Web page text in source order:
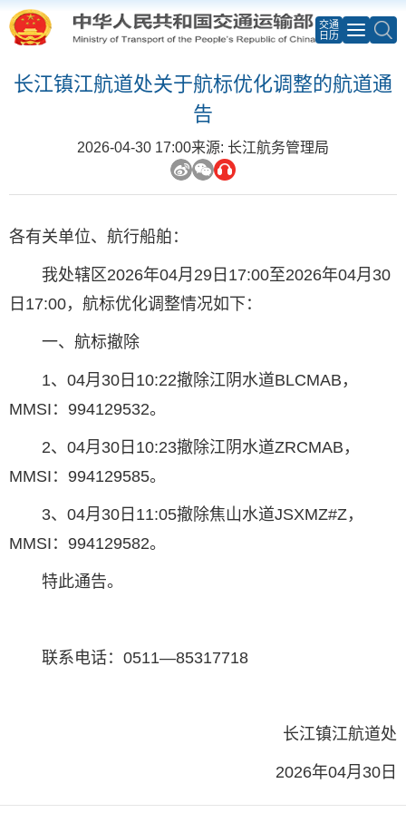
交通
日历
长江镇江航道处关于航标优化调整的航道通
告
2026-04-30 17:00来源: 长江航务管理局
各有关单位、航行船舶：
我处辖区2026年04月29日17:00至2026年04月30
日17:00，航标优化调整情况如下：
一、航标撤除
1、04月30日10:22撤除江阴水道BLCMAB，
MMSI：994129532。
2、04月30日10:23撤除江阴水道ZRCMAB，
MMSI：994129585。
3、04月30日11:05撤除焦山水道JSXMZ#Z，
MMSI：994129582。
特此通告。
联系电话：0511—85317718
长江镇江航道处
2026年04月30日